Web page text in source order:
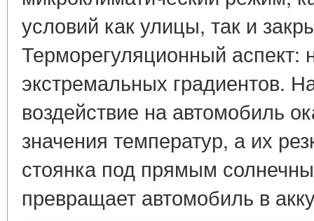
условий как улицы, так и
Терморегуляционный аспект:
экстремальных градиентов.
воздействие на автомобиль
значения температур, а их
стоянка под прямым
превращает автомобиль в